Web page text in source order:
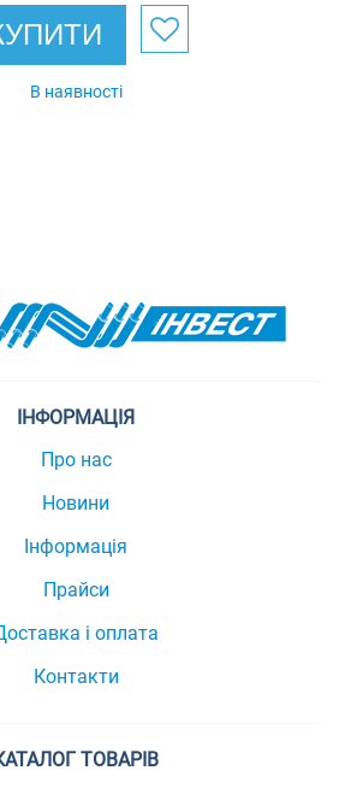
В наявності
ІНФОРМАЦІЯ
Про нас
Новини
Інформація
Прайси
і оплата
Контакти
ТОВАРІВ